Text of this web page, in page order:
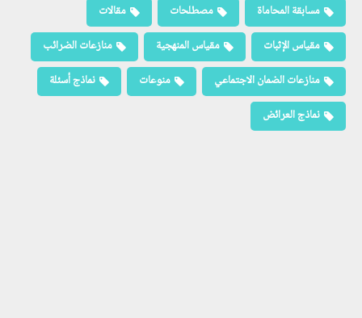
مسابقة المحاماة
مصطلحات
مقالات
مقياس الإثبات
مقياس المنهجية
منازعات الضرائب
منازعات الضمان الاجتماعي
منوعات
نماذج أسئلة
نماذج العرائض